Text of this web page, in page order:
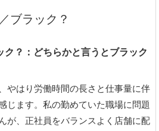
ブラック？
ク？：どちらかと言うとブラック
やはり労働時間の長さと仕事量に伴
じます。私の勤めていた職場に問題
が、正社員をバランスよく店舗に配